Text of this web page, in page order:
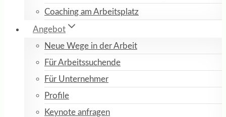
Coaching am Arbeitsplatz
Angebot
Neue Wege in der Arbeit
Für Arbeitssuchende
Für Unternehmer
Profile
Keynote anfragen